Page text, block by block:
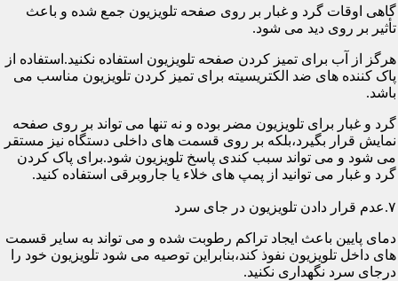
گاهی اوقات گرد و غبار بر روی صفحه تلویزیون جمع شده و باعث
تأثیر بر روی دید می شود.
هرگز از آب برای تمیز کردن صفحه تلویزیون استفاده نکنید.استفاده از
پاک کننده های ضد الکتریسیته برای تمیز کردن تلویزیون مناسب می
باشد.
گرد و غبار برای تلویزیون مضر بوده و نه تنها می تواند بر روی صفحه
نمایش قرار بگیرد،بلکه بر روی قسمت های داخلی دستگاه نیز مستقر
می شود و می تواند سبب کندی پاسخ تلویزیون شود.برای پاک کردن
گرد و غبار می توانید از پمپ های خلاء یا جاروبرقی استفاده کنید.
۷.عدم قرار دادن تلویزیون در جای سرد
دمای پایین باعث ایجاد تراکم رطوبت شده و می تواند به سایر قسمت
های داخل تلویزیون نفوذ کند،بنابراین توصیه می شود تلویزیون خود را
درجای سرد نگهداری نکنید.